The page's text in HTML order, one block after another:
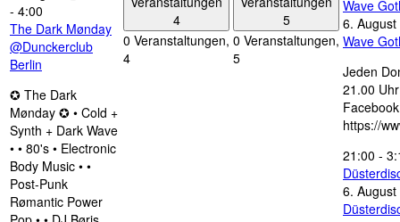
- 4:00
The Dark Mønday
@Dunckerclub
Berlin
✪ The Dark
Mønday ✪ • Cold +
Synth + Dark Wave
• • 80's • Electronic
Body Music • •
Post-Punk
Rømantic Power
4
0 Veranstaltungen,
4
5
0 Veranstaltungen,
5
Wave
6.
Wave
Jeden
21.00
https://
21:00 -
6.